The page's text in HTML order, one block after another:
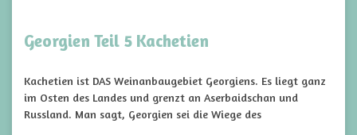
Georgien Teil 5 Kachetien
Kachetien ist DAS Weinanbaugebiet Georgiens. Es liegt ganz
im Osten des Landes und grenzt an Aserbaidschan und
Russland. Man sagt, Georgien sei die Wiege des